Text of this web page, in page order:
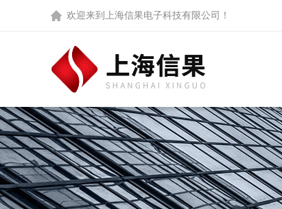
欢迎来到 上海信果电子科技有限公司 ！